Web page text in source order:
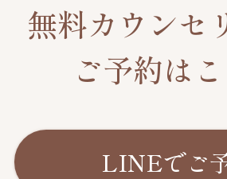
無料カウンセ
ご予約は
LINEでご